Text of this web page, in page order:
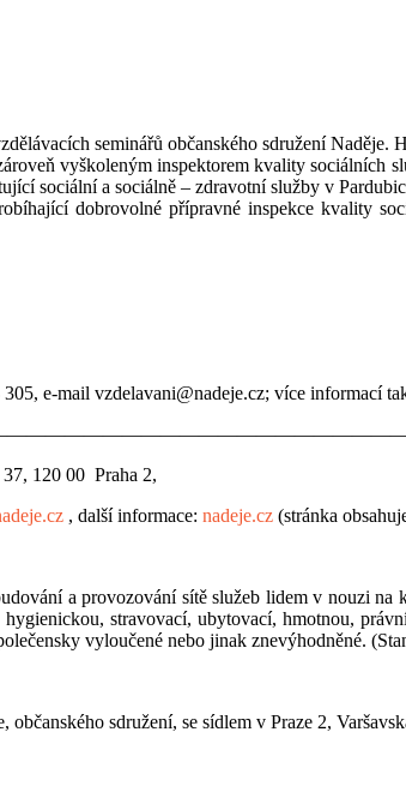
seminářů občanského sdružení
vyškoleným inspektorem kvality
sociální a sociálně – zdravotní služby v
dobrovolné přípravné inspekce kvality
e-mail vzdelavani@nadeje.cz; více informací
120 00 Praha 2,
, další informace: nadeje.cz (stránka
a provozování sítě služeb lidem v nouzi
stravovací, ubytovací, hmotnou,
vyloučené nebo jinak znevýhodněné.
sdružení, se sídlem v Praze 2,